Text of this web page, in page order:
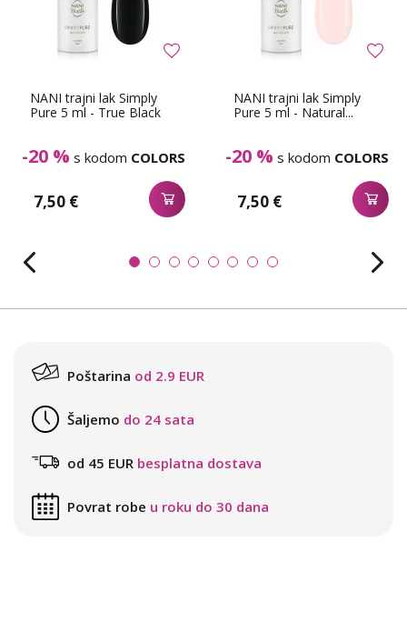
NANI trajni lak Simply
Pure 5 ml - True Black
-20 % s kodom COLORS
7,50 €
NANI trajni lak Simply
Pure 5 ml - Natural...
-20 % s kodom COLORS
7,50 €
Poštarina od 2.9 EUR
Šaljemo do 24 sata
od 45 EUR besplatna dostava
Povrat robe u roku do 30 dana